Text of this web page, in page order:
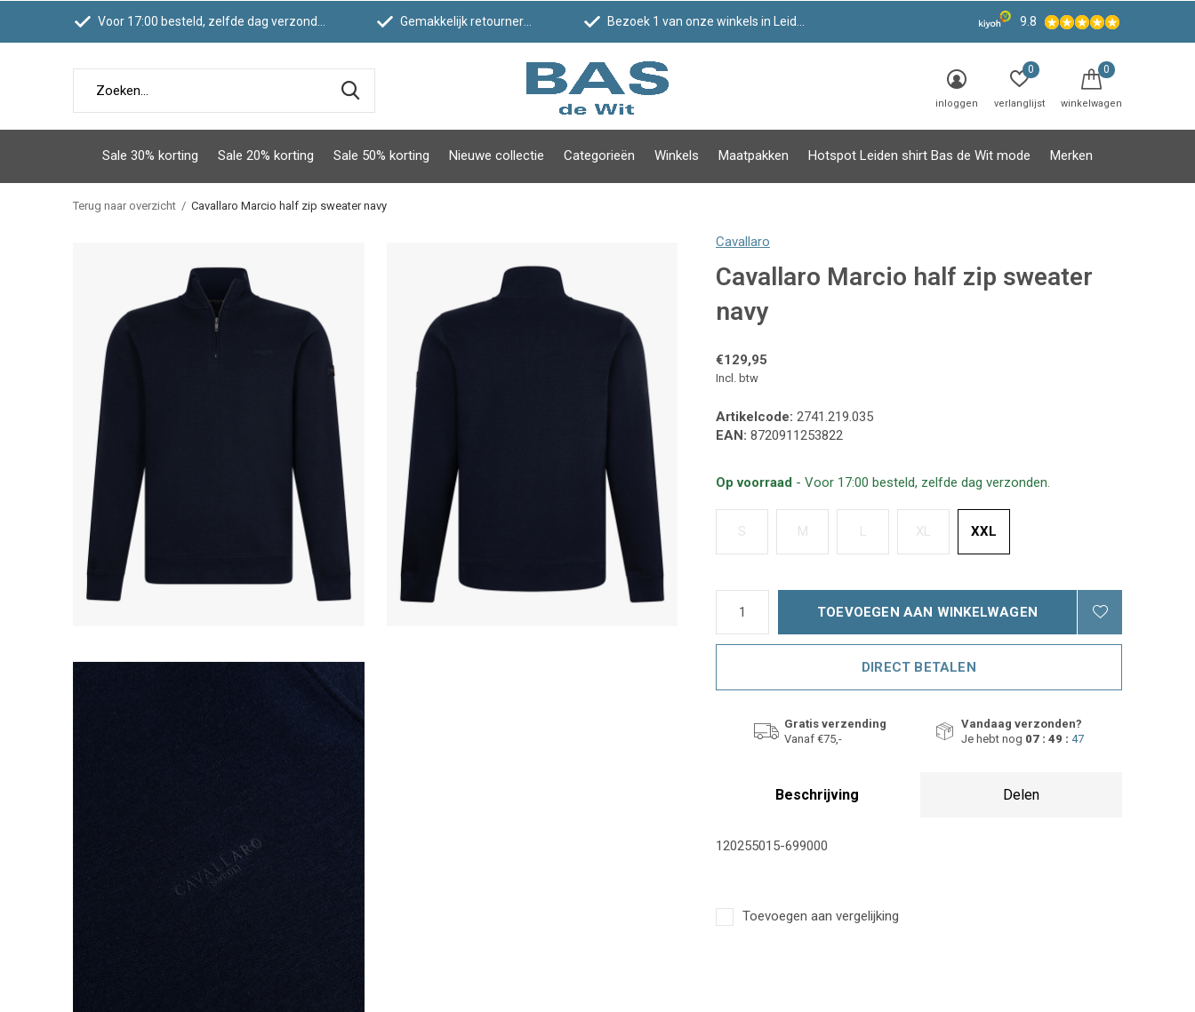
Sale 30% korting Sale 20% korting Sale 50% korting Nieuwe collectie Categorieën Winkels Maatpakken Hotspot Leiden shirt Bas de Wit mode Merken
inloggen verlanglijst
0
winkelwagen
0
Voor 17:00 besteld, zelfde dag verzonden Gemakkelijk retourneren Bezoek 1 van onze winkels in Leiden! 9.8
Terug naar overzicht Cavallaro Marcio half zip sweater navy
Cavallaro
Cavallaro Marcio half zip sweater
navy
€129,95
Incl. btw
Artikelcode: 2741.219.035
EAN: 8720911253822
Op voorraad - Voor 17:00 besteld, zelfde dag verzonden.
S M L XL XXL
TOEVOEGEN AAN WINKELWAGEN
DIRECT BETALEN
Gratis verzending
Vanaf €75,-
Vandaag verzonden?
Je hebt nog 07 : 49 : 46
Beschrijving Delen
120255015-699000
Toevoegen aan vergelijking